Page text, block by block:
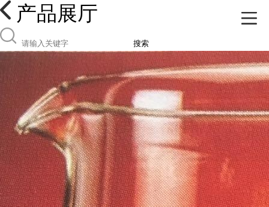
产品展厅
搜索